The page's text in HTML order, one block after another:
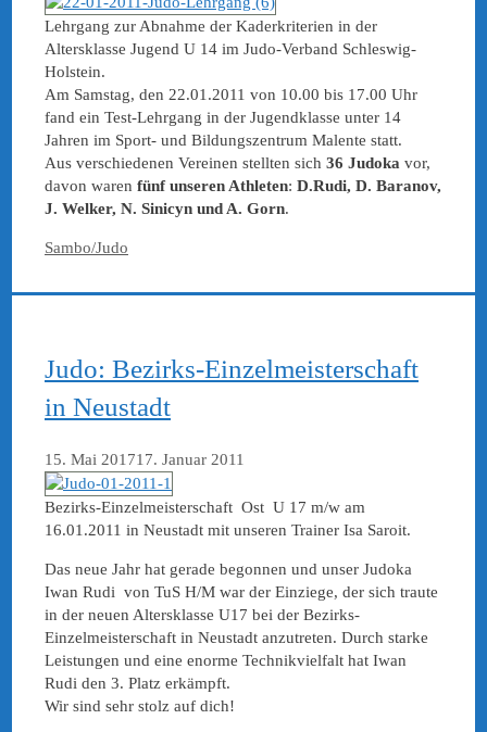
Lehrgang zur Abnahme der Kaderkriterien in der
Altersklasse Jugend U 14 im Judo-Verband Schleswig-
Holstein.
Am Samstag, den 22.01.2011 von 10.00 bis 17.00 Uhr
fand ein Test-Lehrgang in der Jugendklasse unter 14
Jahren im Sport- und Bildungszentrum Malente statt.
Aus verschiedenen Vereinen stellten sich 36 Judoka vor,
davon waren fünf unseren Athleten: D.Rudi, D. Baranov,
J. Welker, N. Sinicyn und A. Gorn.
Kategorien
Sambo/Judo
Judo: Bezirks-Einzelmeisterschaft
in Neustadt
15. Mai 201717. Januar 2011
Bezirks-Einzelmeisterschaft Ost U 17 m/w am
16.01.2011 in Neustadt mit unseren Trainer Isa Saroit.
Das neue Jahr hat gerade begonnen und unser Judoka
Iwan Rudi von TuS H/M war der Einziege, der sich traute
in der neuen Altersklasse U17 bei der Bezirks-
Einzelmeisterschaft in Neustadt anzutreten. Durch starke
Leistungen und eine enorme Technikvielfalt hat Iwan
Rudi den 3. Platz erkämpft.
Wir sind sehr stolz auf dich!